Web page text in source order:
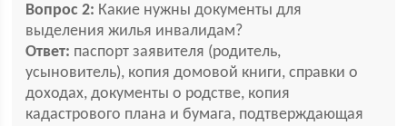
Вопрос 2: Какие нужны документы для
выделения жилья инвалидам?
Ответ: паспорт заявителя (родитель,
усыновитель), копия домовой книги, справки о
доходах, документы о родстве, копия
кадастрового плана и бумага, подтверждающая